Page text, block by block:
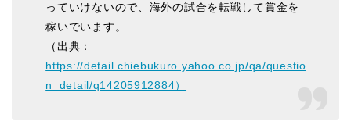
っていけないので、海外の試合を転戦して賞金を
稼いでいます。
（出典：
https://detail.chiebukuro.yahoo.co.jp/qa/questio
n_detail/q14205912884）